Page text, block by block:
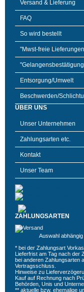
Versand & Lieferung
FAQ
So wird bestellt
"Mwst-freie
Entsorgung/Umwelt
Beschwerden/
ÜBER UNS
Unser Unternehmen
Zahlungsarten etc.
Kontakt
Unser Team
ZAHLUNGSARTEN
Auswahl
* bei der Zahlungsart
Lieferfrist am Tag nach der
bei anderen Zahlungsarten
Vertragsschluss.
Hinweise zu
Kauf auf Rechnung nach
Behörden, Unis und
** aktuelle bzw. ehemalige